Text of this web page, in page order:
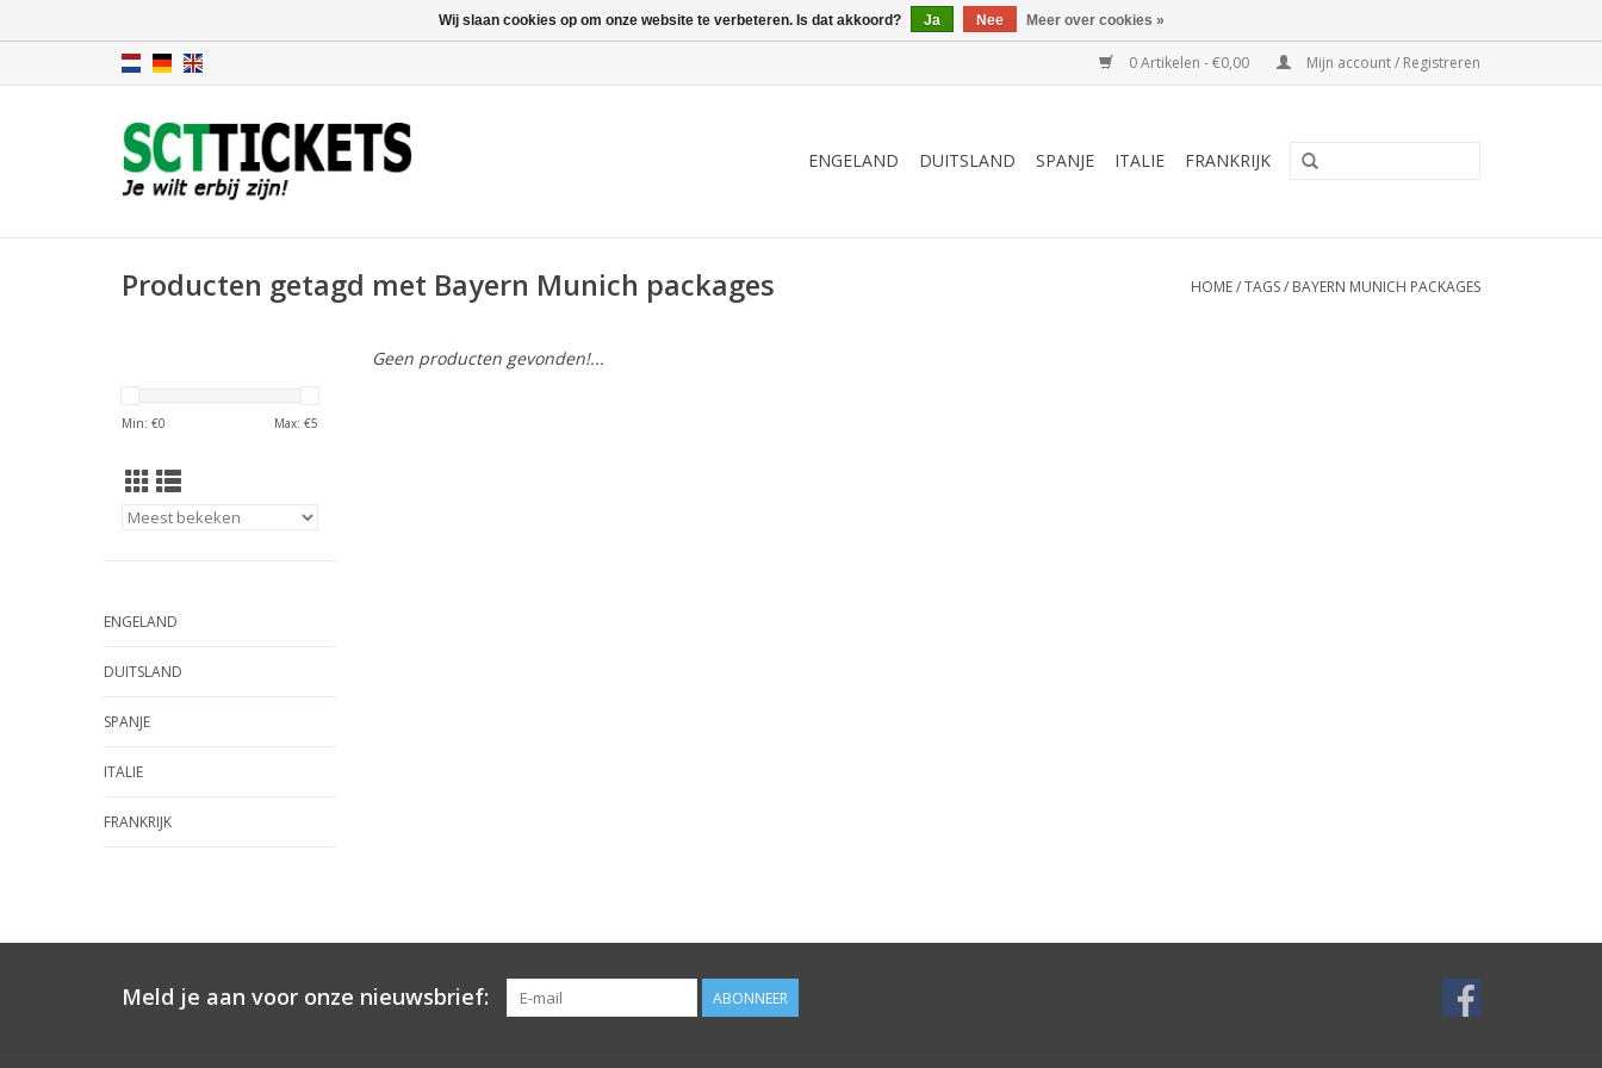
0 Artikelen - €0,00 Mijn account / Registreren
ENGELAND DUITSLAND SPANJE ITALIE FRANKRIJK
Producten getagd met Bayern Munich packages HOME/TAGS/ BAYERN MUNICH PACKAGES
Min: €0 Max: €5
ENGELAND
DUITSLAND
SPANJE
ITALIE
FRANKRIJK
Geen producten gevonden!...
Meld je aan voor onze nieuwsbrief: ABONNEER
Wij slaan cookies op om onze website te verbeteren. Is dat akkoord? Ja Nee Meer over cookies »